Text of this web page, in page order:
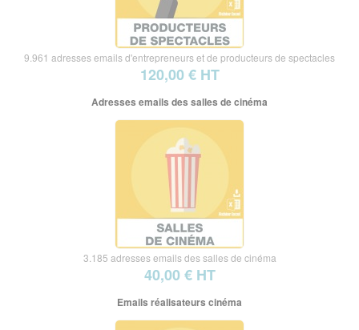
9.961 adresses emails d'entrepreneurs et de producteurs de spectacles
120,00 € HT
Adresses emails des salles de cinéma
3.185 adresses emails des salles de cinéma
40,00 € HT
Emails réalisateurs cinéma